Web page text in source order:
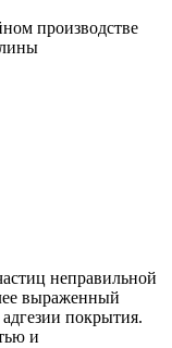
производстве
неправильной
выраженный
покрытия.
и